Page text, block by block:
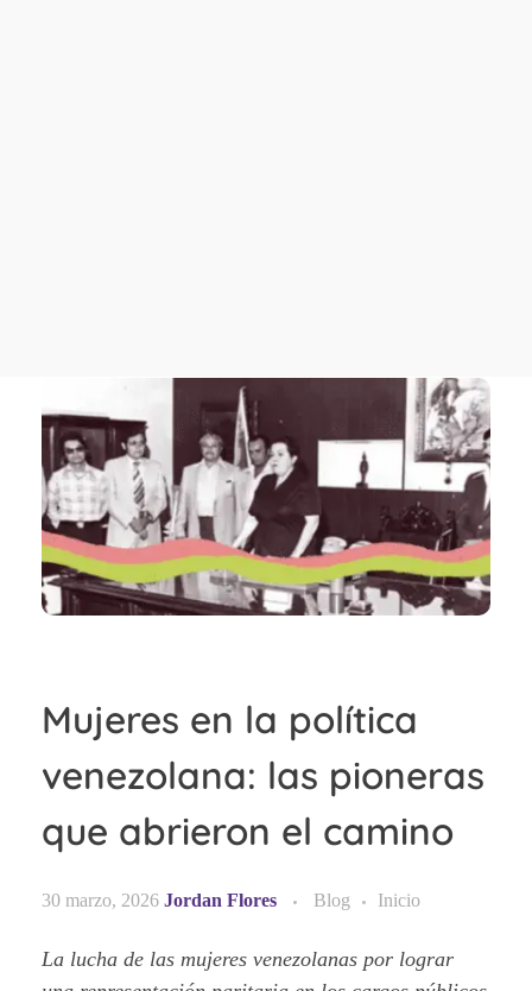
Mujeres en la política
venezolana: las pioneras
que abrieron el camino
30 marzo, 2026 Jordan Flores Blog Inicio
La lucha de las mujeres venezolanas por lograr